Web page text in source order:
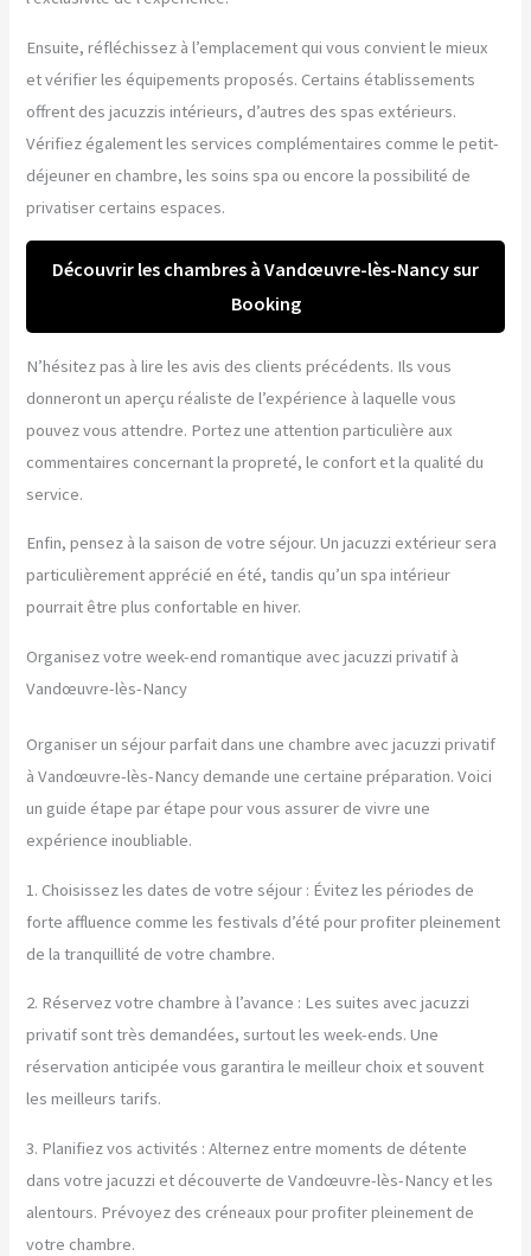
Ensuite, réfléchissez à l’emplacement qui vous convient le mieux
et vérifier les équipements proposés. Certains établissements
offrent des jacuzzis intérieurs, d’autres des spas extérieurs.
Vérifiez également les services complémentaires comme le petit-
déjeuner en chambre, les soins spa ou encore la possibilité de
privatiser certains espaces.
Découvrir les chambres à Vandœuvre-lès-Nancy sur
Booking
N’hésitez pas à lire les avis des clients précédents. Ils vous
donneront un aperçu réaliste de l’expérience à laquelle vous
pouvez vous attendre. Portez une attention particulière aux
commentaires concernant la propreté, le confort et la qualité du
service.
Enfin, pensez à la saison de votre séjour. Un jacuzzi extérieur sera
particulièrement apprécié en été, tandis qu’un spa intérieur
pourrait être plus confortable en hiver.
Organisez votre week-end romantique avec jacuzzi privatif à
Vandœuvre-lès-Nancy
Organiser un séjour parfait dans une chambre avec jacuzzi privatif
à Vandœuvre-lès-Nancy demande une certaine préparation. Voici
un guide étape par étape pour vous assurer de vivre une
expérience inoubliable.
1. Choisissez les dates de votre séjour : Évitez les périodes de
forte affluence comme les festivals d’été pour profiter pleinement
de la tranquillité de votre chambre.
2. Réservez votre chambre à l’avance : Les suites avec jacuzzi
privatif sont très demandées, surtout les week-ends. Une
réservation anticipée vous garantira le meilleur choix et souvent
les meilleurs tarifs.
3. Planifiez vos activités : Alternez entre moments de détente
dans votre jacuzzi et découverte de Vandœuvre-lès-Nancy et les
alentours. Prévoyez des créneaux pour profiter pleinement de
votre chambre.